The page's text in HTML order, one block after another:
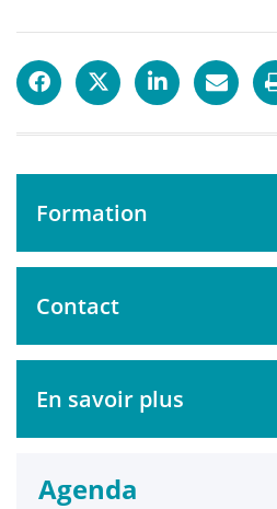
Formation
Contact
En savoir plus
Agenda